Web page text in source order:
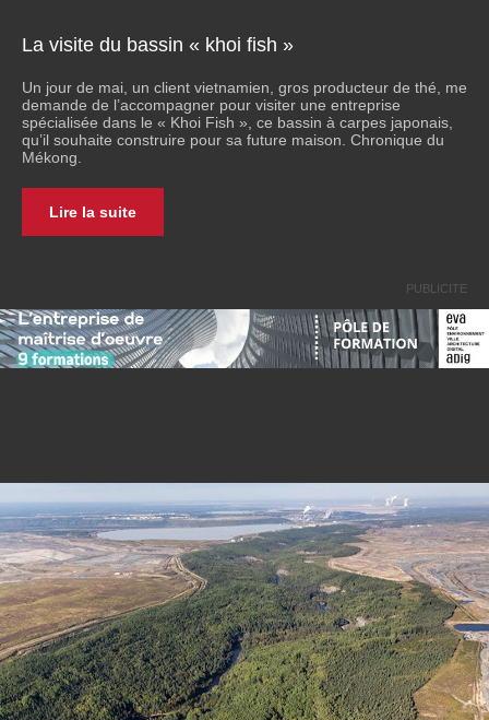
La visite du bassin « khoi fish »
Un jour de mai, un client vietnamien, gros producteur de thé, me
demande de l’accompagner pour visiter une entreprise
spécialisée dans le « Khoi Fish », ce bassin à carpes japonais,
qu’il souhaite construire pour sa future maison. Chronique du
Mékong.
Lire la suite
PUBLICITE